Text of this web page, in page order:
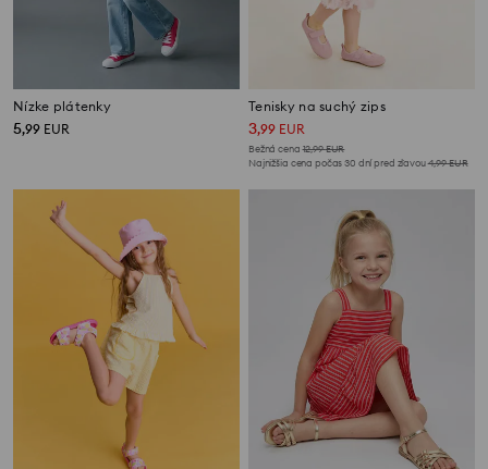
Nízke plátenky
5,99 EUR
Tenisky na suchý zips
3,99 EUR
Bežná cena 12,99EUR
Najnižšia cena počas 30 dní pred zľavou4,99EUR